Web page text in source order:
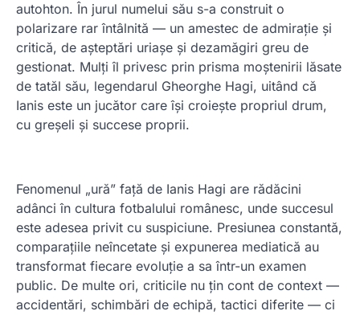
autohton. În jurul numelui său s-a construit o
polarizare rar întâlnită — un amestec de admirație și
critică, de așteptări uriașe și dezamăgiri greu de
gestionat. Mulți îl privesc prin prisma moștenirii lăsate
de tatăl său, legendarul Gheorghe Hagi, uitând că
Ianis este un jucător care își croiește propriul drum,
cu greșeli și succese proprii.
Fenomenul „ură” față de Ianis Hagi are rădăcini
adânci în cultura fotbalului românesc, unde succesul
este adesea privit cu suspiciune. Presiunea constantă,
comparațiile neîncetate și expunerea mediatică au
transformat fiecare evoluție a sa într-un examen
public. De multe ori, criticile nu țin cont de context —
accidentări, schimbări de echipă, tactici diferite — ci